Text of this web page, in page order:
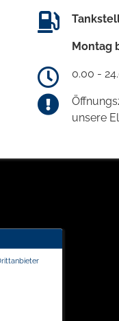
Montag
0.00 -
unsere